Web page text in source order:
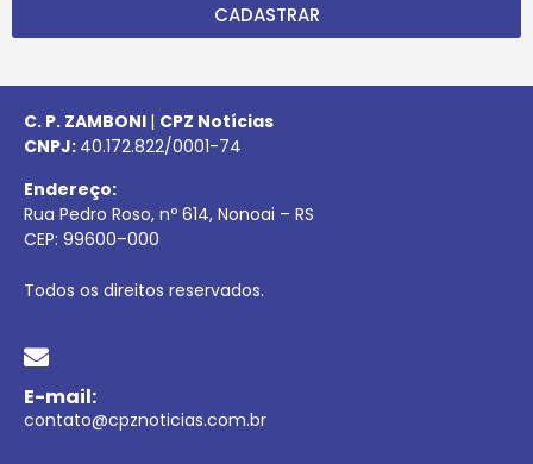
CADASTRAR
C. P. ZAMBONI | CPZ Notícias
CNPJ: 40.172.822/0001-74
Endereço:
Rua Pedro Roso, nº 614, Nonoai – RS
CEP: 99600–000
Todos os direitos reservados.
E-mail:
contato@cpznoticias.com.br